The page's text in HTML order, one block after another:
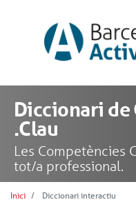
Diccionari de
.Clau
Les Competències
tot/a professional.
Inici Diccionari interactiu